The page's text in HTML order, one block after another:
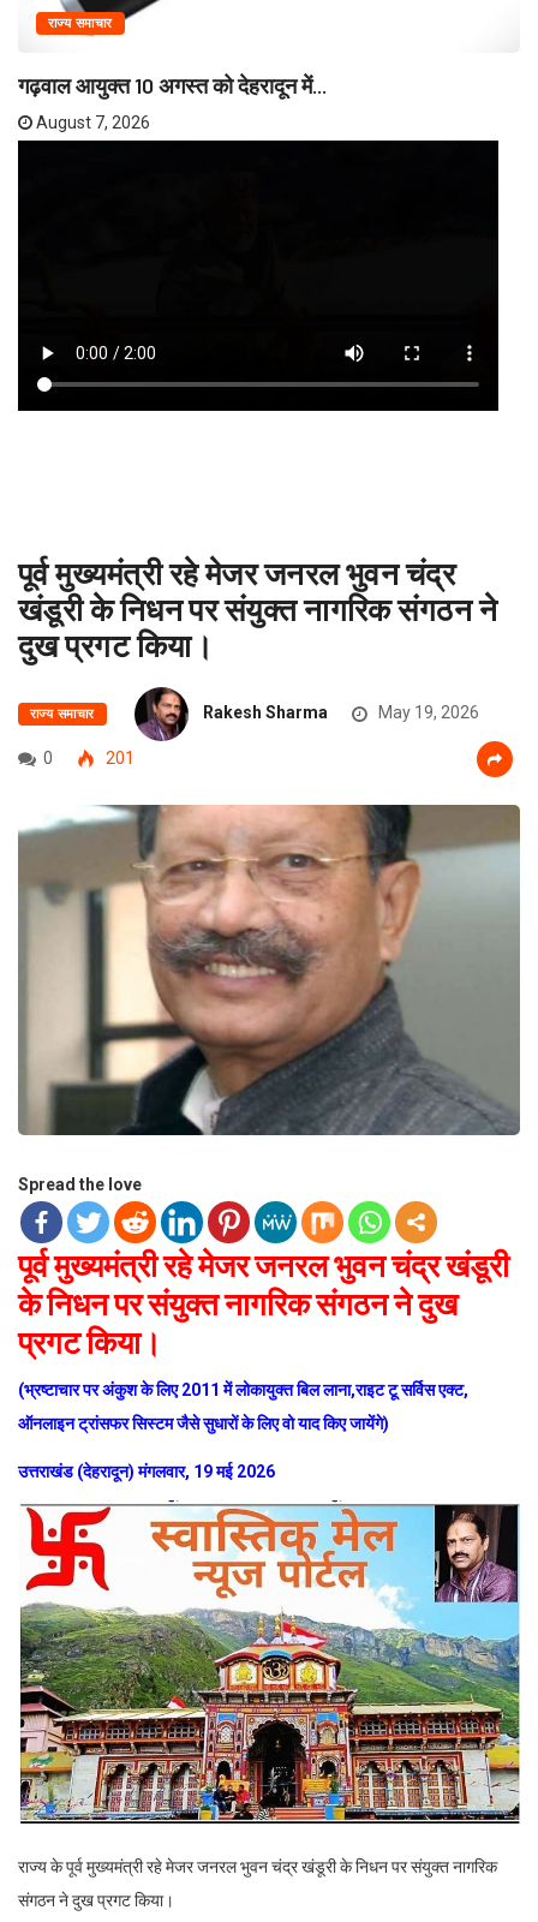
राज्य समाचार
गढ़वाल आयुक्त 10 अगस्त को देहरादून में...
August 7, 2026
पूर्व मुख्यमंत्री रहे मेजर जनरल भुवन चंद्र
खंडूरी के निधन पर संयुक्त नागरिक संगठन ने
दुख प्रगट किया।
राज्य समाचार Rakesh Sharma May 19, 2026
0 201
Spread the love
पूर्व मुख्यमंत्री रहे मेजर जनरल भुवन चंद्र खंडूरी
के निधन पर संयुक्त नागरिक संगठन ने दुख
प्रगट किया।
(भ्रष्टाचार पर अंकुश के लिए 2011 में लोकायुक्त बिल लाना,राइट टू सर्विस एक्ट,
ऑनलाइन ट्रांसफर सिस्टम जैसे सुधारों के लिए वो याद किए जायेंगे)
उत्तराखंड (देहरादून) मंगलवार, 19 मई 2026
राज्य के पूर्व मुख्यमंत्री रहे मेजर जनरल भुवन चंद्र खंडूरी के निधन पर संयुक्त नागरिक
संगठन ने दुख प्रगट किया।